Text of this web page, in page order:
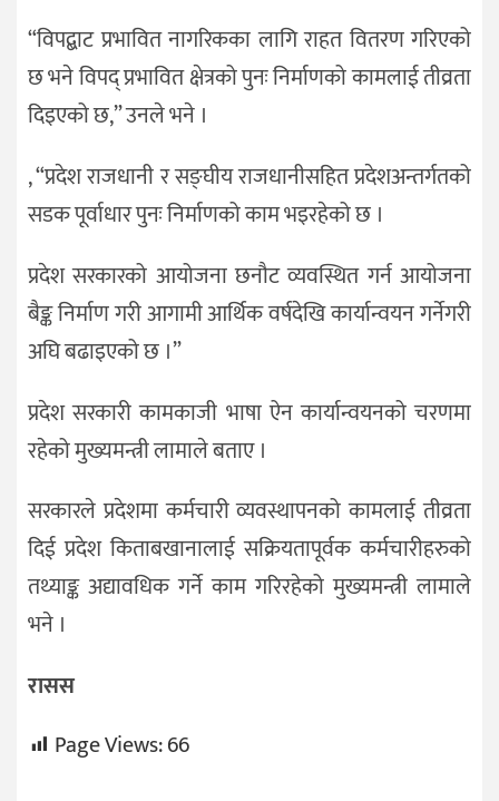
“विपद्बाट प्रभावित नागरिकका लागि राहत वितरण गरिएको
छ भने विपद् प्रभावित क्षेत्रको पुनः निर्माणको कामलाई तीव्रता
दिइएको छ,” उनले भने ।
, “प्रदेश राजधानी र सङ्घीय राजधानीसहित प्रदेशअन्तर्गतको
सडक पूर्वाधार पुनः निर्माणको काम भइरहेको छ ।
प्रदेश सरकारको आयोजना छनौट व्यवस्थित गर्न आयोजना
बैङ्क निर्माण गरी आगामी आर्थिक वर्षदेखि कार्यान्वयन गर्नेगरी
अघि बढाइएको छ ।”
प्रदेश सरकारी कामकाजी भाषा ऐन कार्यान्वयनको चरणमा
रहेको मुख्यमन्त्री लामाले बताए ।
सरकारले प्रदेशमा कर्मचारी व्यवस्थापनको कामलाई तीव्रता
दिई प्रदेश किताबखानालाई सक्रियतापूर्वक कर्मचारीहरुको
तथ्याङ्क अद्यावधिक गर्ने काम गरिरहेको मुख्यमन्त्री लामाले
भने ।
रासस
Page Views:66